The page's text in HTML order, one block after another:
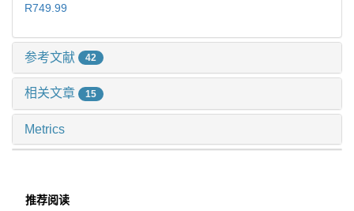
R749.99
参考文献 42
相关文章 15
Metrics
推荐阅读